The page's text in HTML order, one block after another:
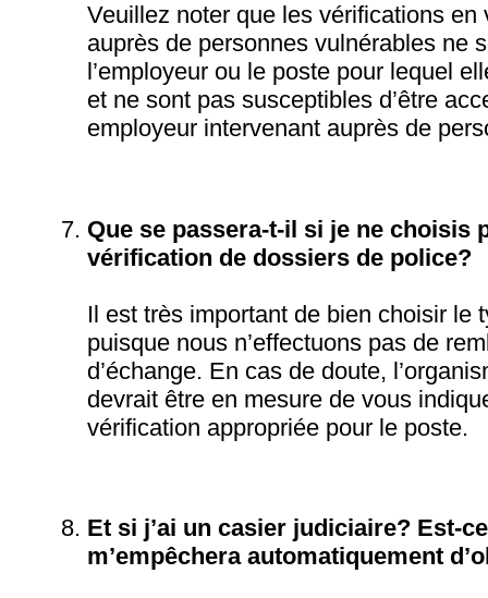
Veuillez noter que les vérifications en
auprès de personnes vulnérables ne
l’employeur ou le poste pour lequel
et ne sont pas susceptibles d’être
employeur intervenant auprès de
Que se passera-t-il si je ne choisis
vérification de dossiers de police?
Il est très important de bien choisir le
puisque nous n’effectuons pas de
d’échange. En cas de doute,
devrait être en mesure de vous
vérification appropriée pour le poste.
Et si j’ai un casier judiciaire? Est-
m’empêchera automatiquement